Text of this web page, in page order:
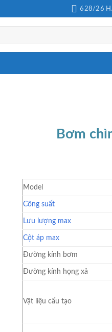
628/26
Bơm
Model
Công suất
Lưu lượng max
Cột áp max
Đường kính bơm
Đường kính họng xả
Vật liệu cấu tạo